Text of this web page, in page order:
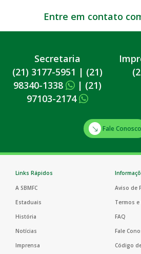
Entre em contato
Secretaria
(21) 3177-5951 | (21)
98340-1338
| (21)
97103-2174
Fale Conosco
Links Rápidos
A SBMFC
Estaduais
História
Notícias
Imprensa
Aviso de
Termos
FAQ
Fale
Código